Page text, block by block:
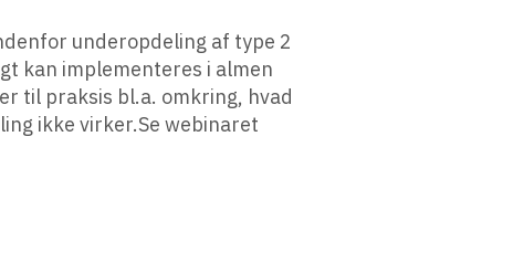
underopdeling af type 2
kan implementeres i almen
til praksis bl.a. omkring, hvad
ikke virker.Se webinaret